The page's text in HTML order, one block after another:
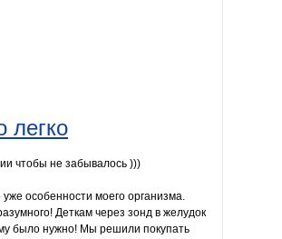
легко
чтобы не забывалось )))
особенности моего организма.
Деткам через зонд в желудок
было нужно! Мы решили покупать